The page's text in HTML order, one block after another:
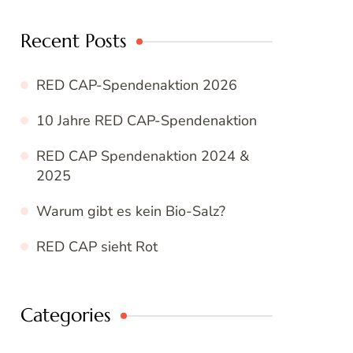
Recent Posts
RED CAP-Spendenaktion 2026
10 Jahre RED CAP-Spendenaktion
RED CAP Spendenaktion 2024 &
2025
Warum gibt es kein Bio-Salz?
RED CAP sieht Rot
Categories